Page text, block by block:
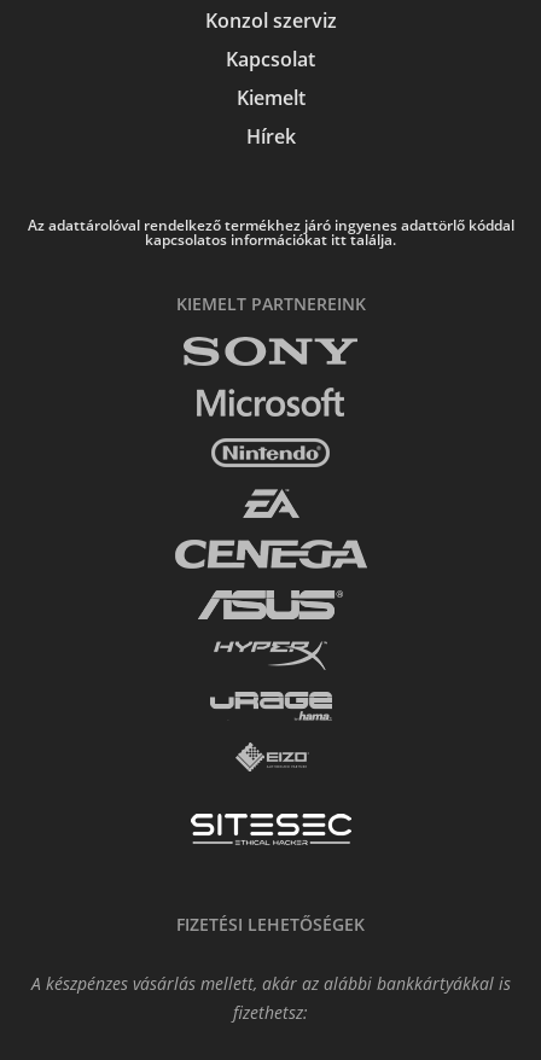
Konzol szerviz
Kapcsolat
Kiemelt
Hírek
Az adattárolóval rendelkező termékhez járó ingyenes adattörlő kóddal
kapcsolatos információkat itt találja.
KIEMELT PARTNEREINK
FIZETÉSI LEHETŐSÉGEK
A készpénzes vásárlás mellett, akár az alábbi bankkártyákkal is
fizethetsz: